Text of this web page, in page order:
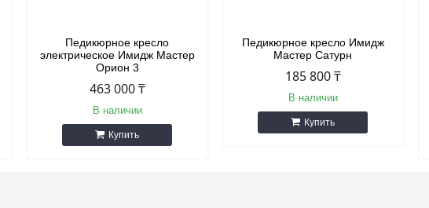
Педикюрное кресло
электрическое Имидж Мастер
Орион 3
463 000 ₸
В наличии
Купить
Педикюрное кресло Имидж
Мастер Сатурн
185 800 ₸
В наличии
Купить